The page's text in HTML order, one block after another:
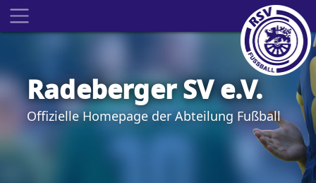
Radeberger SV e.V.
Offizielle Homepage der Abteilung Fußball